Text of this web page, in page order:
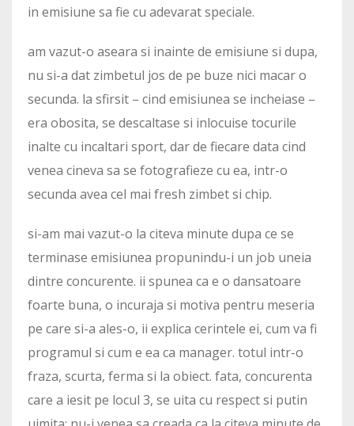
in emisiune sa fie cu adevarat speciale.
am vazut-o aseara si inainte de emisiune si dupa,
nu si-a dat zimbetul jos de pe buze nici macar o
secunda. la sfirsit – cind emisiunea se incheiase –
era obosita, se descaltase si inlocuise tocurile
inalte cu incaltari sport, dar de fiecare data cind
venea cineva sa se fotografieze cu ea, intr-o
secunda avea cel mai fresh zimbet si chip.
si-am mai vazut-o la citeva minute dupa ce se
terminase emisiunea propunindu-i un job uneia
dintre concurente. ii spunea ca e o dansatoare
foarte buna, o incuraja si motiva pentru meseria
pe care si-a ales-o, ii explica cerintele ei, cum va fi
programul si cum e ea ca manager. totul intr-o
fraza, scurta, ferma si la obiect. fata, concurenta
care a iesit pe locul 3, se uita cu respect si putin